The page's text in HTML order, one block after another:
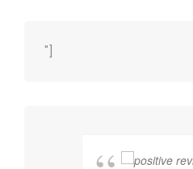
"]